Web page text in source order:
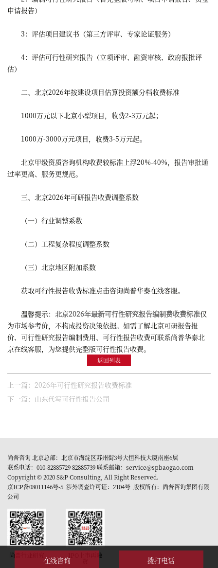
申请报告）
3：评估项目建议书（第三方评审、专家论证服务）
4：评估可行性研究报告（立项评审、融资审核、政府报批评
估）
二、北京2026年按建设项目估算投资额分档收费标准
1000万元以下北京小型项目，收费2-3万元起；
1000万-3000万元项目，收费3-5万元起。
北京甲级资质咨询机构收费较标准上浮20%-40%，报告审批通
过率更高、服务更规范。
三、北京2026年可研报告收费调整系数
（一）行业调整系数
（二）工程复杂程度调整系数
（三）北京地区附加系数
获取可行性报告收费标准点击咨询尚普华泰在线客服。
温馨提示： 北京2026年最新可行性研究报告编制费收费标准仅
为市场参考价，不构成投资决策依据。如需了解北京可研报告报
价、可行性研究报告编制费用、可行性报告收费可联系尚普华泰北
京在线客服，为您提供完整版可行性报告收费。
返回列表
上一篇：2026年可行性研究报告收费标准
下一篇：山东代写可行性报告公司
尚普咨询 北京总部：北京市海淀区苏州街3号大恒科技大厦南座6层
联系电话：010-82885729 82885739 联系邮箱：service@spbaogao.com
Copyright © 2020 S&P Consulting, All Right Reserved.
京ICP备08011146号-5 涉外调查许可证：2104号 版权所有：尚普咨询集团有限
公司
尚普行业研究 IPO上市再融
在线咨询 拨打电话